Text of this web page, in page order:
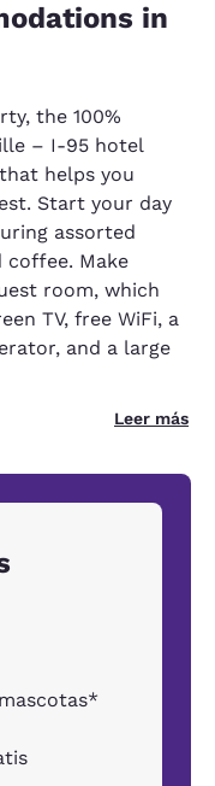
in
the 100%
– I-95 hotel
helps you
Start your day
assorted
coffee. Make
room, which
TV, free WiFi, a
and a large
Leer más